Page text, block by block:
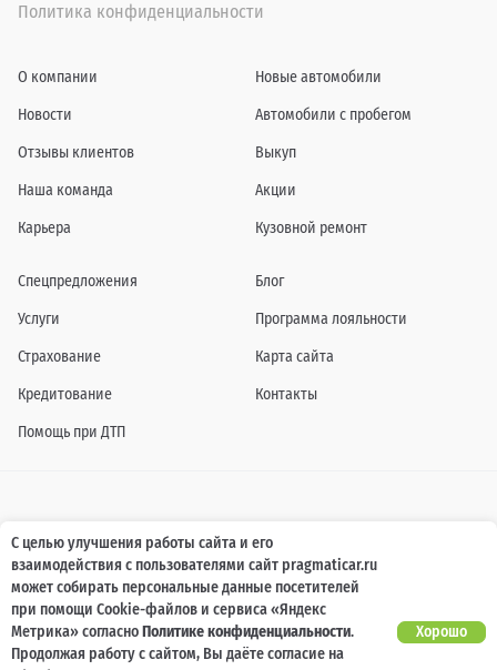
Политика конфиденциальности
О компании
Новости
Отзывы клиентов
Наша команда
Карьера
Новые автомобили
Автомобили с пробегом
Выкуп
Акции
Кузовной ремонт
Спецпредложения
Услуги
Страхование
Кредитование
Помощь при ДТП
Блог
Программа лояльности
Карта сайта
Контакты
Информация о технических характеристиках, составе комплектаций, цветовой
гамме и стоимости автомобилей, а также действующих акциях, сроках и условиях
их проведения, указанных на сайте www.pragmaticar.ru, носит информационный
характер и ни при каких условиях не является публичной офертой,
определяемой положениями пунктом 2 статьи 437 Гражданского кодекса
Российской Федерации. Для получения подробной информации обращайтесь к
специалистам нашей компании.
С целью улучшения работы сайта и его
взаимодействия с пользователями сайт pragmaticar.ru
может собирать персональные данные посетителей
при помощи Cookie-файлов и сервиса «Яндекс
Метрика» согласноПолитике конфиденциальности.
Продолжая работу с сайтом, Вы даёте согласие на
Хорошо